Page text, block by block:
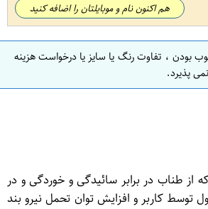
هم اکنون نام و موبایلتان را اضافه کنید
بودن ، تفاوت رنگ یا سایز یا درخواست هزینه
پذیرد.
طناب را داراست که از طناب در برابر سائیدگی و خوردگی و در
کاربر و افزایش توان تحمل نیرو بند